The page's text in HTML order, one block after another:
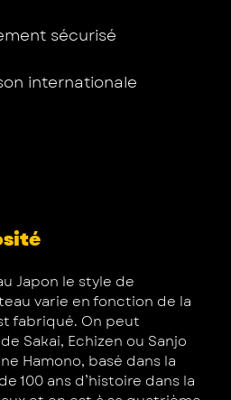
sécurisé
internationale
Japon le style de
varie en fonction de la
fabriqué. On peut
Sakai, Echizen ou Sanjo
Hamono, basé dans la
100 ans d’histoire dans la